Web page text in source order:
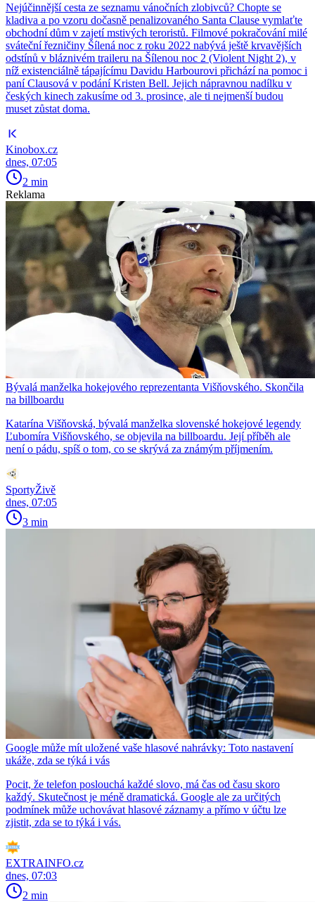
Nejúčinnější cesta ze seznamu vánočních zlobivců? Chopte se
kladiva a po vzoru dočasně penalizovaného Santa Clause vymlaťte
obchodní dům v zajetí mstivých teroristů. Filmové pokračování milé
sváteční řezničiny Šílená noc z roku 2022 nabývá ještě krvavějších
odstínů v bláznivém traileru na Šílenou noc 2 (Violent Night 2), v
níž existenciálně tápajícímu Davidu Harbourovi přichází na pomoc i
paní Clausová v podání Kristen Bell. Jejich nápravnou nadílku v
českých kinech zakusíme od 3. prosince, ale ti nejmenší budou
muset zůstat doma.
Kinobox.cz
dnes, 07:05
2 min
Reklama
Bývalá manželka hokejového reprezentanta Višňovského. Skončila
na billboardu
Katarína Višňovská, bývalá manželka slovenské hokejové legendy
Ľubomíra Višňovského, se objevila na billboardu. Její příběh ale
není o pádu, spíš o tom, co se skrývá za známým příjmením.
SportyŽivě
dnes, 07:05
3 min
Google může mít uložené vaše hlasové nahrávky: Toto nastavení
ukáže, zda se týká i vás
Pocit, že telefon poslouchá každé slovo, má čas od času skoro
každý. Skutečnost je méně dramatická. Google ale za určitých
podmínek může uchovávat hlasové záznamy a přímo v účtu lze
zjistit, zda se to týká i vás.
EXTRAINFO.cz
dnes, 07:03
2 min